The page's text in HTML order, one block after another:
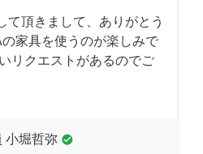
て頂きまして、ありがとう
家具を使うのが楽しみで
リクエストがあるのでご
小堀哲弥 check_circle